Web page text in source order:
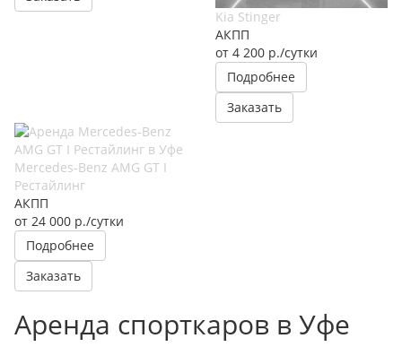
Kia Stinger
АКПП
от 4 200 р./сутки
Подробнее
Заказать
Mercedes-Benz AMG GT I
Рестайлинг
АКПП
от 24 000 р./сутки
Подробнее
Заказать
Аренда спорткаров в Уфе